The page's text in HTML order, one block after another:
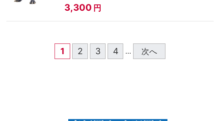
3,300 円
1 2 3 4 ... 次へ